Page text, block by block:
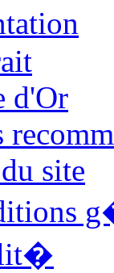
d'Or
site